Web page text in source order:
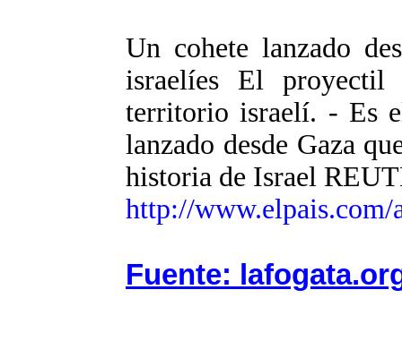
Un cohete lanzado
israelíes El
territorio israelí. - Es
lanzado desde Gaza
historia de Israel
http://www.elpais.com/
Fuente: